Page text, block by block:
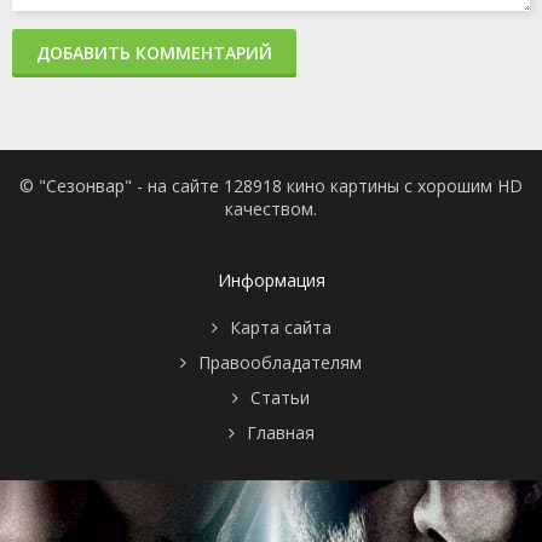
ДОБАВИТЬ КОММЕНТАРИЙ
© "Сезонвар" - на сайте 128918 кино картины с хорошим HD
качеством.
Информация
Карта сайта
Правообладателям
Статьи
Главная